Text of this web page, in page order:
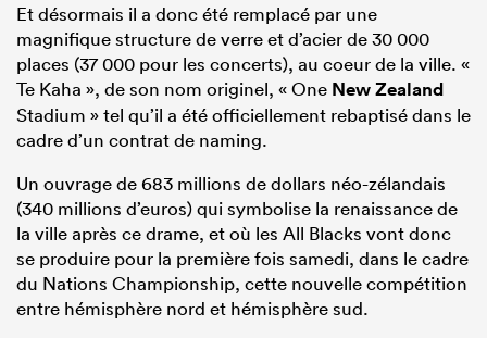
Et désormais il a donc été remplacé par une
magnifique structure de verre et d’acier de 30 000
places (37 000 pour les concerts), au coeur de la ville. «
Te Kaha », de son nom originel, « One New Zealand
Stadium » tel qu’il a été officiellement rebaptisé dans le
cadre d’un contrat de naming.
Un ouvrage de 683 millions de dollars néo-zélandais
(340 millions d’euros) qui symbolise la renaissance de
la ville après ce drame, et où les All Blacks vont donc
se produire pour la première fois samedi, dans le cadre
du Nations Championship, cette nouvelle compétition
entre hémisphère nord et hémisphère sud.